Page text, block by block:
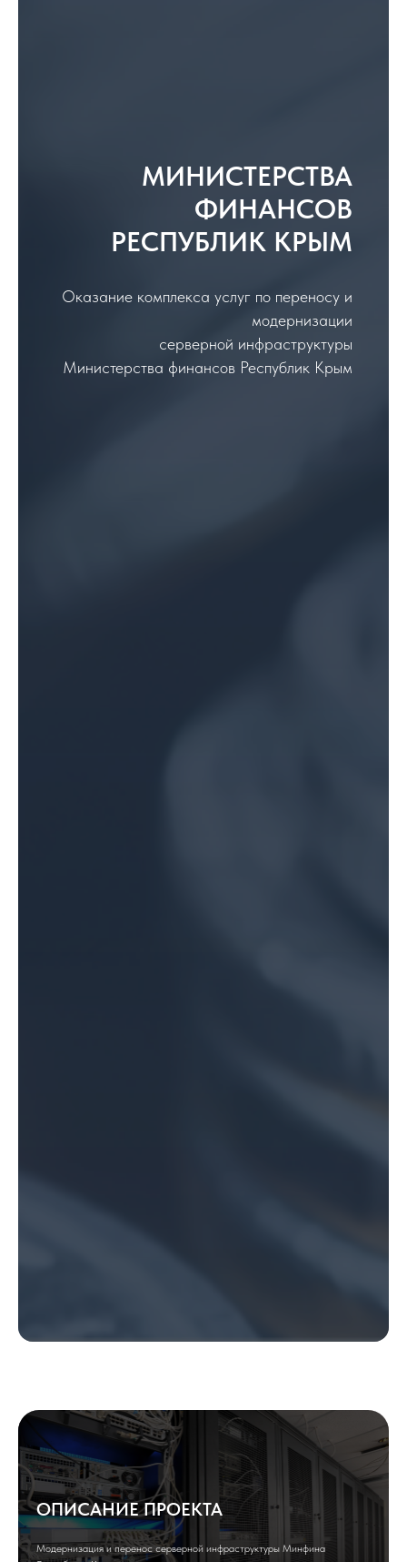
МИНИСТЕРСТВА
ФИНАНСОВ
РЕСПУБЛИК КРЫМ
Оказание комплекса услуг по переносу и
модернизации
серверной инфраструктуры
Министерства финансов Республик Крым
ОПИСАНИЕ ПРОЕКТА
Модернизация и перенос серверной инфраструктуры Минфина